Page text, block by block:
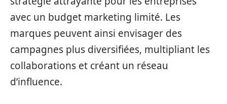
avec un budget marketing limité. Les
marques peuvent ainsi envisager des
campagnes plus diversifiées, multipliant les
collaborations et créant un réseau
d’influence.